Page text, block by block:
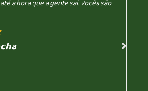
a hora que a gente sai. Vocês são